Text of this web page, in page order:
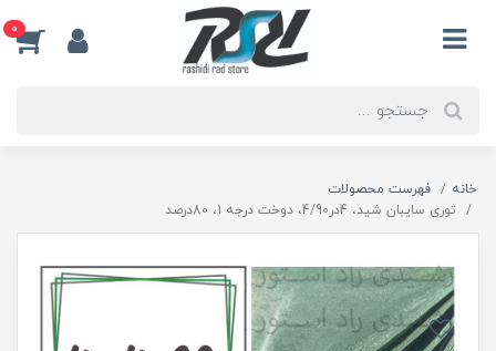
0
خانه
فهرست محصولات
توری سایبان شید، 4در4/90، دوخت درجه 1، 80درصد